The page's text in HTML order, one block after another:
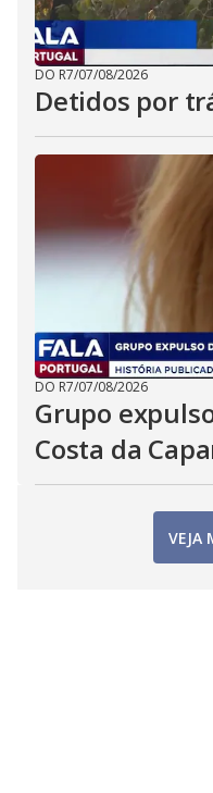
DO R7/07/08/2026
Detidos por
DO R7/07/08/2026
Grupo
Costa da
VEJA